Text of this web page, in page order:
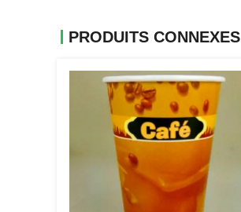
PRODUITS CONNEXES